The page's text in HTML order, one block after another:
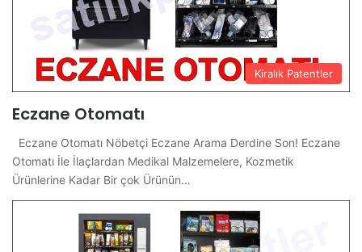
Kiralık Patentler
Eczane Otomatı
Eczane Otomatı Nöbetçi Eczane Arama Derdine Son! Eczane
Otomatı İle İlaçlardan Medikal Malzemelere, Kozmetik
Ürünlerine Kadar Bir çok Ürünün…